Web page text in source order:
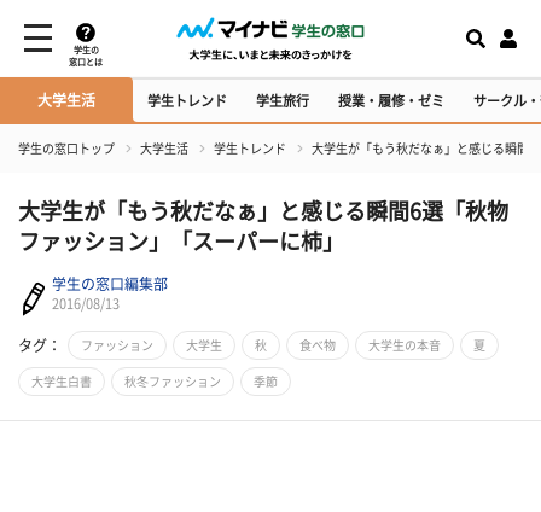
学生の
窓口とは
大学生活 学生トレンド 学生旅行 授業・履修・ゼミ サークル
学生の窓口トップ 大学生活 学生トレンド 大学生が「もう秋だなぁ」と感じる瞬間
​大学生が「もう秋だなぁ」と感じる瞬間6選「秋物
ファッション」「スーパーに柿」
学生の窓口編集部
2016/08/13
タグ： ファッション 大学生 秋 食べ物 大学生の本音 夏
大学生白書 秋冬ファッション 季節